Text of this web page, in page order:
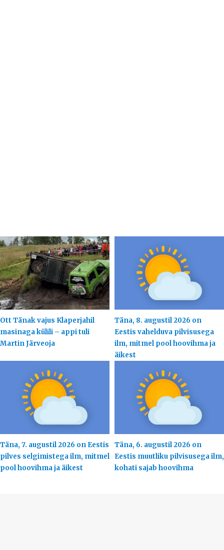
Ott Tänak vajus Klaperjahil
masinaga külili – appi tuli
Martin Järveoja
Täna, 8. augustil 2026 on
Eestis vahelduva pilvisusega
ilm, mitmel pool hoovihma ja
äikest
Täna, 7. augustil 2026 on Eestis
pilves selgimistega ilm, mitmel
pool hoovihma ja äikest
Täna, 6. augustil 2026 on
Eestis muutliku pilvisusega ilm,
kohati sajab hoovihma